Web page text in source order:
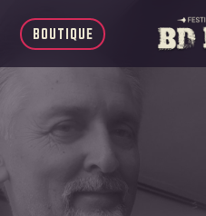
BOUTIQUE